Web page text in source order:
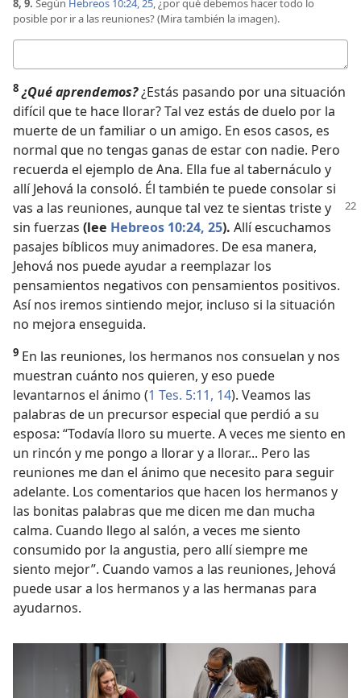
8, 9. Según Hebreos 10:24, 25, ¿por qué debemos hacer todo lo
posible por ir a las reuniones? (Mira también la imagen).
8 ¿Qué aprendemos?¿Estás pasando por una situación
difícil que te hace llorar? Tal vez estás de duelo por la
muerte de un familiar o un amigo. En esos casos, es
normal que no tengas ganas de estar con nadie. Pero
recuerda el ejemplo de Ana. Ella fue al tabernáculo y
allí Jehová la consoló. Él también te puede consolar si
vas a las reuniones, aunque tal vez tesientas triste y
sin fuerzas (lee Hebreos 10:24, 25). Allí escuchamos
pasajes bíblicos muy animadores. De esa manera,
Jehová nos puede ayudar a reemplazar los
pensamientos negativos con pensamientos positivos.
Así nos iremos sintiendo mejor, incluso si la situación
no mejora enseguida.
9 En las reuniones, los hermanos nos consuelan y nos
muestran cuánto nos quieren, y eso puede
levantarnos el ánimo (1 Tes. 5:11, 14). Veamos las
palabras de un precursor especial que perdió a su
esposa: “Todavía lloro su muerte. A veces me siento en
un rincón y me pongo a llorar y a llorar... Pero las
reuniones me dan el ánimo que necesito para seguir
adelante. Los comentarios que hacen los hermanos y
las bonitas palabras que me dicen me dan mucha
calma. Cuando llego al salón, a veces me siento
consumido por la angustia, pero allí siempre me
siento mejor”. Cuando vamos a las reuniones, Jehová
puede usar a los hermanos y a las hermanas para
ayudarnos.